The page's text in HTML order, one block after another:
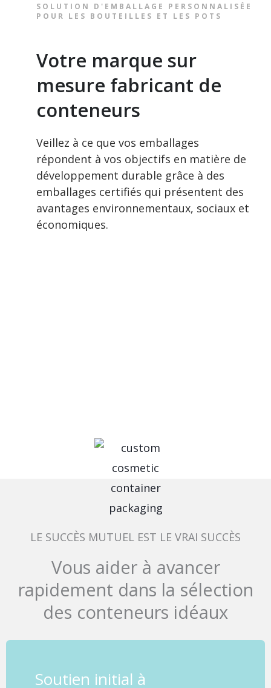
SOLUTION D'EMBALLAGE PERSONNALISÉE
POUR LES BOUTEILLES ET LES POTS
Votre marque sur
mesure fabricant de
conteneurs
Veillez à ce que vos emballages
répondent à vos objectifs en matière de
développement durable grâce à des
emballages certifiés qui présentent des
avantages environnementaux, sociaux et
économiques.
LE SUCCÈS MUTUEL EST LE VRAI SUCCÈS
Vous aider à avancer
rapidement dans la sélection
des conteneurs idéaux
Soutien initial à